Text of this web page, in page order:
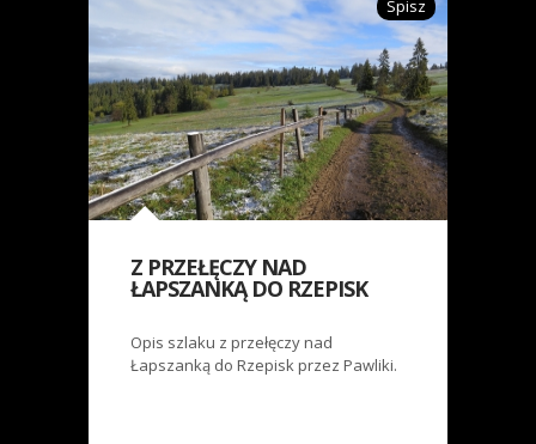
Spisz
Z PRZEŁĘCZY NAD
ŁAPSZANKĄ DO RZEPISK
Opis szlaku z przełęczy nad
Łapszanką do Rzepisk przez Pawliki.